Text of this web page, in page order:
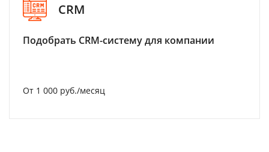
CRM
Подобрать CRM-систему для компании
От 1 000 руб./месяц